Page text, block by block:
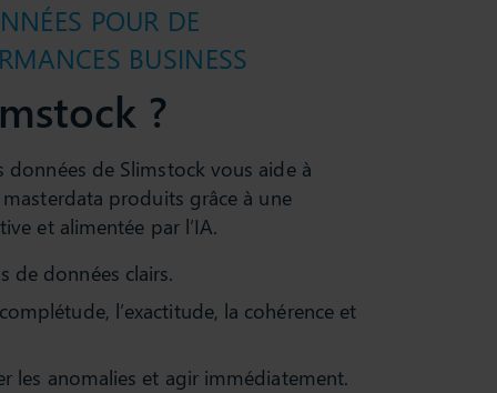
POUR DE
BUSINESS
?
de Slimstock vous aide à
produits grâce à une
et alimentée par l’IA.
de données clairs.
l’exactitude, la cohérence et
les anomalies et agir immédiatement.